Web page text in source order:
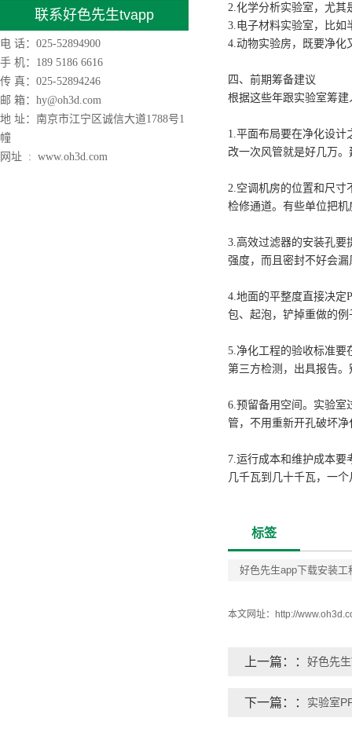
联系好色先生tvapp
电 话：025-52894900
手 机：189 5186 6616
传 真：025-52894246
邮 箱：hy@oh3d.com
地 址：南京市江宁区诚信大道1788号1
幢
网址 : www.oh3d.com
2.化学分析实验室，尤其
3.电子材料实验室，比如
4.动物实验房，既要净化
四、前期筹备建议
根据这些年跟实验室筹
1.平面布局要在净化设
改一次风管就是好几万
2.空调机房的位置和尺寸
检修通道。有些单位把
3.高效过滤器的安装孔要
强度，而且密封不好会漏
4.地面的平整度直接决定
包、起泡，铲掉重做的例
5.净化工程的验收标准要
第三方检测，出具报告
6.预留备用空间。实验室
管，不用重新开孔破坏净
7.运行成本和维护成本要
几千瓦到几十千瓦，一
标签
好色先生app下载安装工
本文网址： http://
上一篇： 好色先
下一篇： 实验室